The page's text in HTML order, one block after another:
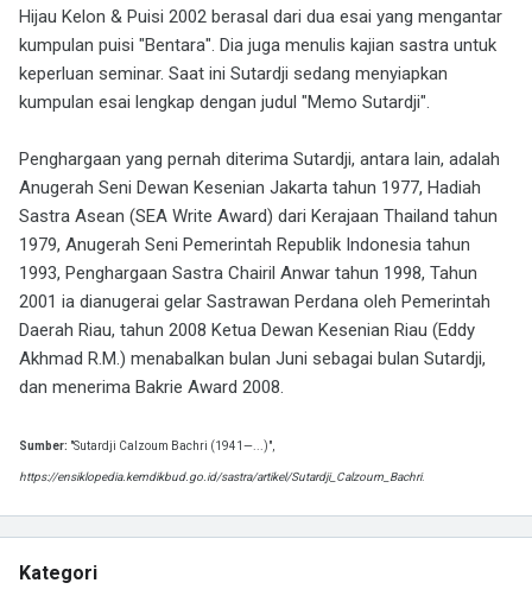
Hijau Kelon & Puisi 2002 berasal dari dua esai yang mengantar
kumpulan puisi "Bentara". Dia juga menulis kajian sastra untuk
keperluan seminar. Saat ini Sutardji sedang menyiapkan
kumpulan esai lengkap dengan judul "Memo Sutardji".
Penghargaan yang pernah diterima Sutardji, antara lain, adalah
Anugerah Seni Dewan Kesenian Jakarta tahun 1977, Hadiah
Sastra Asean (SEA Write Award) dari Kerajaan Thailand tahun
1979, Anugerah Seni Pemerintah Republik Indonesia tahun
1993, Penghargaan Sastra Chairil Anwar tahun 1998, Tahun
2001 ia dianugerai gelar Sastrawan Perdana oleh Pemerintah
Daerah Riau, tahun 2008 Ketua Dewan Kesenian Riau (Eddy
Akhmad R.M.) menabalkan bulan Juni sebagai bulan Sutardji,
dan menerima Bakrie Award 2008.
Sumber: "Sutardji Calzoum Bachri (1941—...)",
https://ensiklopedia.kemdikbud.go.id/sastra/artikel/Sutardji_Calzoum_Bachri.
Kategori